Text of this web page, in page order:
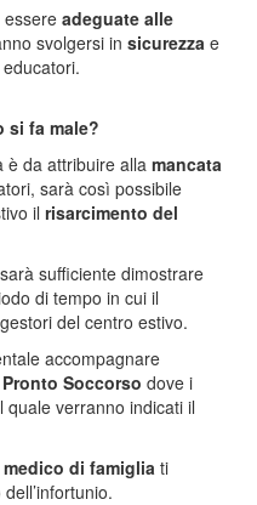
essere adeguate alle
svolgersi in sicurezza e
si fa male?
è da attribuire alla mancata
sarà così possibile
il risarcimento del
sufficiente dimostrare
di tempo in cui il
del centro estivo.
accompagnare
Pronto Soccorso dove i
quale verranno indicati il
di famiglia ti